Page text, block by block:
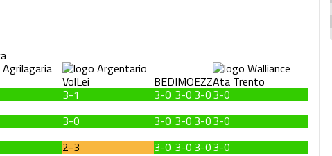
BEDIMOEZZ
3-1 3-0 3-0 3-03-0
3-0 3-0 3-0 3-03-0
2-3 3-0 3-0 3-03-0